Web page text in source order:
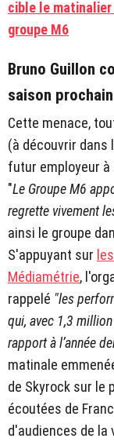
cible le
groupe M6
Bruno Guillon
saison
Cette menace,
(à découvrir dans
futur employeur
"Le Groupe M6
regrette vivement
ainsi le groupe
S'appuyant sur
Médiamétrie,
rappelé "les
qui, avec 1,3
rapport à l’année
matinale
de Skyrock sur le
écoutées de
d'audiences de la